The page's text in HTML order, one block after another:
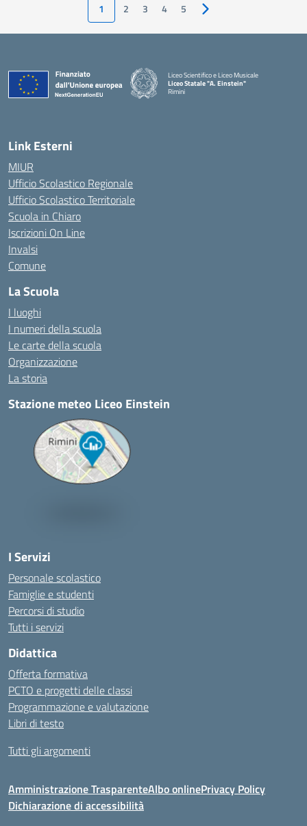
1 2 3 4 5 Pagina successiva
Liceo Scientifico e Liceo Musicale
Liceo Statale "A. Einstein"
Rimini
Link Esterni
MIUR
Ufficio Scolastico Regionale
Ufficio Scolastico Territoriale
Scuola in Chiaro
Iscrizioni On Line
Invalsi
Comune
La Scuola
I luoghi
I numeri della scuola
Le carte della scuola
Organizzazione
La storia
Stazione meteo Liceo Einstein
I Servizi
Personale scolastico
Famiglie e studenti
Percorsi di studio
Tutti i servizi
Didattica
Offerta formativa
PCTO e progetti delle classi
Programmazione e valutazione
Libri di testo
Tutti gli argomenti
Amministrazione TrasparenteAlbo onlinePrivacy Policy
Dichiarazione di accessibilità